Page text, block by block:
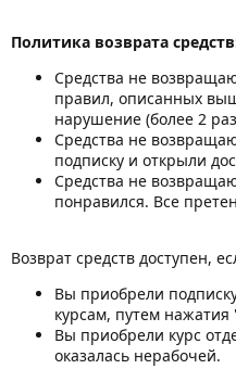
Политика возврата
Средства не
правил, описанных
нарушение (более 2
Средства не
подписку и открыли
Средства не
понравился. Все
Возврат средств доступен,
Вы приобрели
курсам, путем
Вы приобрели курс
оказалась нерабочей.